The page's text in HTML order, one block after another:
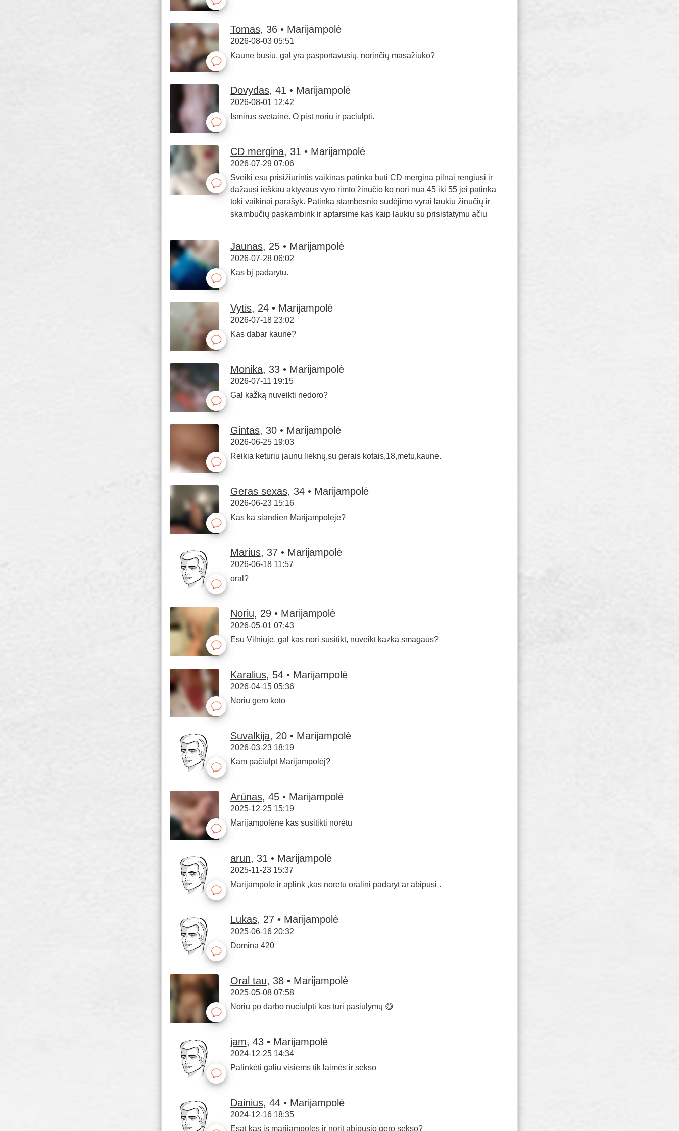
Tomas, 36 • Marijampolė
2026-08-03 05:51
Kaune būsiu, gal yra pasportavusių, norinčių masažiuko?
Dovydas, 41 • Marijampolė
2026-08-01 12:42
Ismirus svetaine. O pist noriu ir paciulpti.
CD mergina, 31 • Marijampolė
2026-07-29 07:06
Sveiki esu prisižiurintis vaikinas patinka buti CD mergina pilnai rengiusi ir
dažausi ieškau aktyvaus vyro rimto žinučio ko nori nua 45 iki 55 jei patinka
toki vaikinai parašyk. Patinka stambesnio sudėjimo vyrai laukiu žinučių ir
skambučių paskambink ir aptarsime kas kaip laukiu su prisistatymu ačiu
Jaunas, 25 • Marijampolė
2026-07-28 06:02
Kas bj padarytu.
Vytis, 24 • Marijampolė
2026-07-18 23:02
Kas dabar kaune?
Monika, 33 • Marijampolė
2026-07-11 19:15
Gal kažką nuveikti nedoro?
Gintas, 30 • Marijampolė
2026-06-25 19:03
Reikia keturiu jaunu lieknų,su gerais kotais,18,metu,kaune.
Geras sexas, 34 • Marijampolė
2026-06-23 15:16
Kas ka siandien Marijampoleje?
Marius, 37 • Marijampolė
2026-06-18 11:57
oral?
Noriu, 29 • Marijampolė
2026-05-01 07:43
Esu Vilniuje, gal kas nori susitikt, nuveikt kazka smagaus?
Karalius, 54 • Marijampolė
2026-04-15 05:36
Noriu gero koto
Suvalkija, 20 • Marijampolė
2026-03-23 18:19
Kam pačiulpt Marijampolėj?
Arūnas, 45 • Marijampolė
2025-12-25 15:19
Marijampolėne kas susitikti norėtū
arun, 31 • Marijampolė
2025-11-23 15:37
Marijampole ir aplink ,kas noretu oralini padaryt ar abipusi .
Lukas, 27 • Marijampolė
2025-06-16 20:32
Domina 420
Oral tau, 38 • Marijampolė
2025-05-08 07:58
Noriu po darbo nuciulpti kas turi pasiūlymų 😋
jam, 43 • Marijampolė
2024-12-25 14:34
Palinkėti galiu visiems tik laimės ir sekso
Dainius, 44 • Marijampolė
2024-12-16 18:35
Esat kas is marijampoles ir norit abipusio gero sekso?